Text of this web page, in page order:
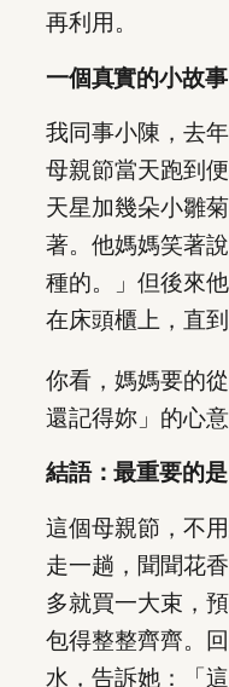
再利用。
一個真實的小故事
我同事小陳，去
母親節當天跑到
天星加幾朵小雛
著。他媽媽笑著
種的。」但後來
在床頭櫃上，直
你看，媽媽要的
還記得妳」的心意
結語：最重要的
這個母親節，不
走一趟，聞聞花
多就買一大束，
包得整整齊齊。
水，告訴她：「